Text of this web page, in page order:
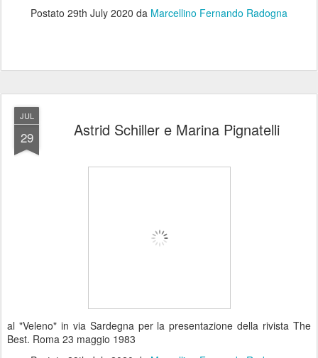
Postato 29th July 2020 da Marcellino Fernando Radogna
JUL
29 Astrid Schiller e Marina Pignatelli
al "Veleno" in via Sardegna per la presentazione della rivista The
Best. Roma 23 maggio 1983